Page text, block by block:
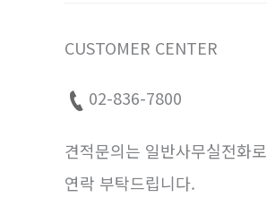
CUSTOMER CENTER
02-836-7800
견적문의는 일반사무실전화로
연락 부탁드립니다.